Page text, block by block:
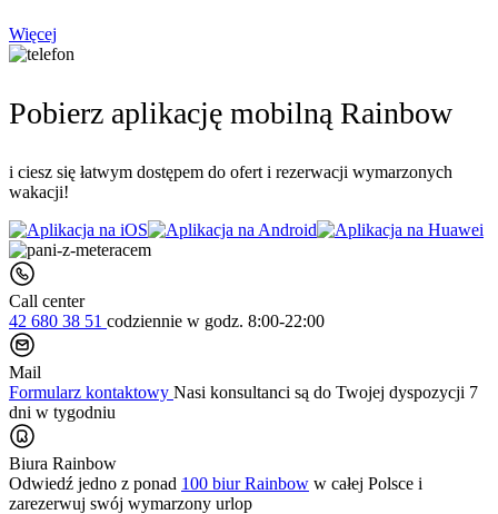
Więcej
Pobierz aplikację mobilną Rainbow
i ciesz się łatwym dostępem do ofert i rezerwacji wymarzonych
wakacji!
Call center
42 680 38 51 codziennie w godz. 8:00-22:00
Mail
Formularz kontaktowy Nasi konsultanci są do Twojej dyspozycji 7
dni w tygodniu
Biura Rainbow
Odwiedź jedno z ponad 100 biur Rainbow w całej Polsce i
zarezerwuj swój wymarzony urlop